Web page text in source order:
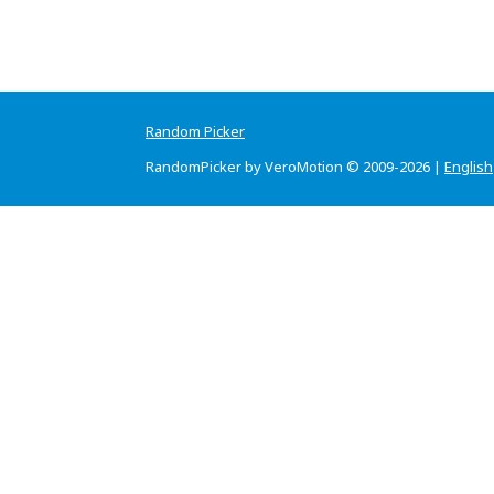
Random Picker
RandomPicker by VeroMotion © 2009-2026 | English